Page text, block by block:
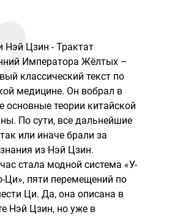
Нэй Цзин - Трактат
Императора Жёлтых –
классический текст по
медицине. Он вобрал в
основные теории китайской
По сути, все дальнейшие
или иначе брали за
из Нэй Цзин.
стала модной система «У-
пяти перемещений по
Ци. Да, она описана в
Нэй Цзин, но уже в